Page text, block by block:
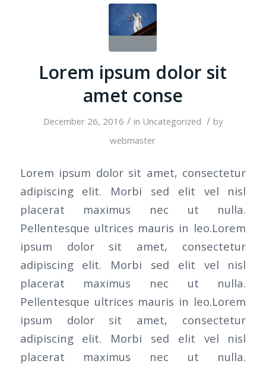
Lorem ipsum dolor sit
amet conse
December 26, 2016 / in Uncategorized / by
webmaster
Lorem ipsum dolor sit amet, consectetur
adipiscing elit. Morbi sed elit vel nisl
placerat maximus nec ut nulla.
Pellentesque ultrices mauris in leo.Lorem
ipsum dolor sit amet, consectetur
adipiscing elit. Morbi sed elit vel nisl
placerat maximus nec ut nulla.
Pellentesque ultrices mauris in leo.Lorem
ipsum dolor sit amet, consectetur
adipiscing elit. Morbi sed elit vel nisl
placerat maximus nec ut nulla.